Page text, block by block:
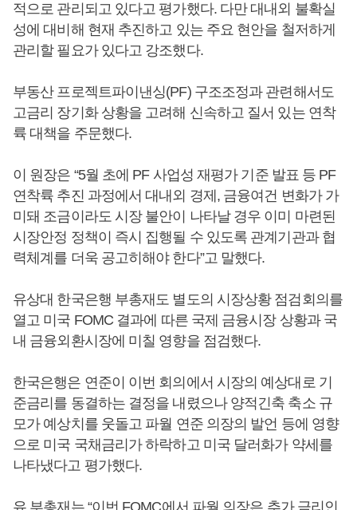
적으로 관리되고 있다고 평가했다. 다만 대내외 불확실
성에 대비해 현재 추진하고 있는 주요 현안을 철저하게
관리할 필요가 있다고 강조했다.
부동산 프로젝트파이낸싱(PF) 구조조정과 관련해서도
고금리 장기화 상황을 고려해 신속하고 질서 있는 연착
륙 대책을 주문했다.
이 원장은 “5월 초에 PF 사업성 재평가 기준 발표 등 PF
연착륙 추진 과정에서 대내외 경제, 금융여건 변화가 가
미돼 조금이라도 시장 불안이 나타날 경우 이미 마련된
시장안정 정책이 즉시 집행될 수 있도록 관계기관과 협
력체계를 더욱 공고히해야 한다”고 말했다.
유상대 한국은행 부총재도 별도의 시장상황 점검회의를
열고 미국 FOMC 결과에 따른 국제 금융시장 상황과 국
내 금융외환시장에 미칠 영향을 점검했다.
한국은행은 연준이 이번 회의에서 시장의 예상대로 기
준금리를 동결하는 결정을 내렸으나 양적긴축 축소 규
모가 예상치를 웃돌고 파월 연준 의장의 발언 등에 영향
으로 미국 국채금리가 하락하고 미국 달러화가 약세를
나타냈다고 평가했다.
유 부총재는 “이번 FOMC에서 파월 의장은 추가 금리인